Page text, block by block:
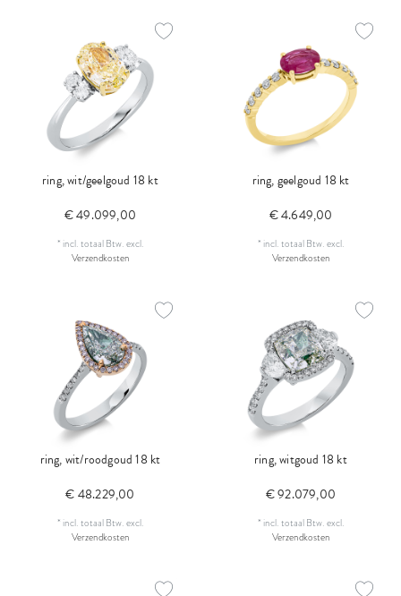
ring, wit/geelgoud 18 kt
€ 49.099,00
* incl. totaal Btw.excl.
Verzendkosten
ring, geelgoud 18 kt
€ 4.649,00
* incl. totaal Btw.excl.
Verzendkosten
ring, wit/roodgoud 18 kt
€ 48.229,00
* incl. totaal Btw.excl.
Verzendkosten
ring, witgoud 18 kt
€ 92.079,00
* incl. totaal Btw.excl.
Verzendkosten